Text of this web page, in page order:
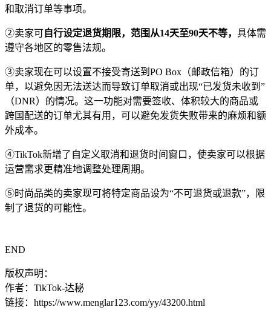
和取消订单等事项。
②卖家可自行设定退货期限，范围从14天至90天不等， 具体需
遵守各地区的零售法规。
③卖家现在可以设置不接受寄送到PO Box（邮政信箱）的订
单，以避免因无法送达而导致订单取消或出现“已发货未收到”
（DNR）的情况。这一功能对需要签收、体积较大的商品或
跨国配送的订单尤其有用，可以避免发货失败带来的麻烦和额
外成本。
④TikTok新增了自定义取消和退货时间窗口，使卖家可以根据
运营需求更精准地调整处理周期。
⑤时尚品类的卖家现可将特定商品设为“不可退货或退款”，限
制了退货的可能性。
END
版权声明：
作者：TikTok-达秘
链接：https://www.menglar123.com/yy/43200.html